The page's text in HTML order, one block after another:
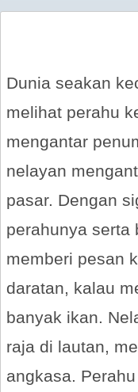
Dunia seakan
melihat perahu
mengantar
nelayan
pasar. Dengan
perahunya serta
memberi pesan
daratan, kalau
banyak ikan.
raja di lautan,
angkasa.